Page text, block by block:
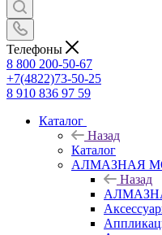
Телефоны
8 800 200-50-67
+7(4822)73-50-25
8 910 836 97 59
Каталог
Назад
Каталог
АЛМАЗНАЯ
Назад